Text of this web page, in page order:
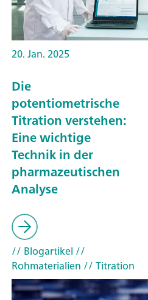
20. Jan. 2025
Die
potentiometrische
Titration verstehen:
Eine wichtige
Technik in der
pharmazeutischen
Analyse
// Blogartikel //
Rohmaterialien // Titration